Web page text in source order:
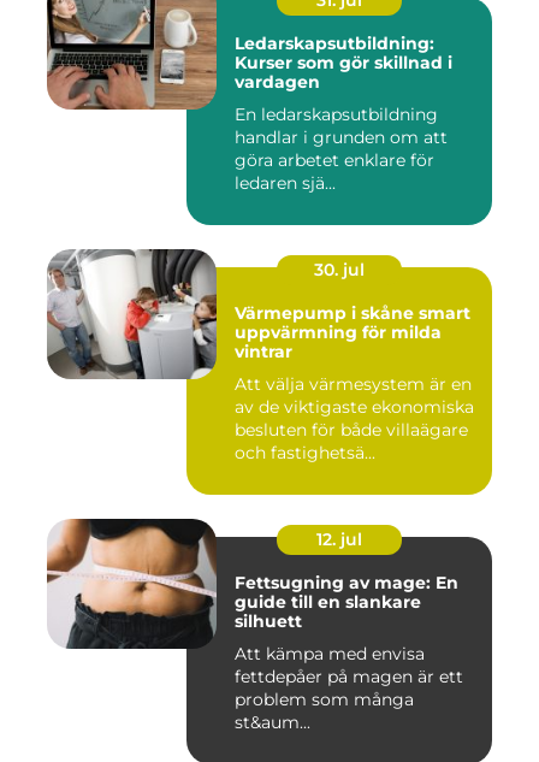
Ledarskapsutbildning:
Kurser som gör skillnad i
vardagen
En ledarskapsutbildning
handlar i grunden om att
göra arbetet enklare för
ledaren sjä...
30. jul
Värmepump i skåne smart
uppvärmning för milda
vintrar
Att välja värmesystem är en
av de viktigaste ekonomiska
besluten för både villaägare
och fastighetsä...
12. jul
Fettsugning av mage: En
guide till en slankare
silhuett
Att kämpa med envisa
fettdepåer på magen är ett
problem som många
st&aum...